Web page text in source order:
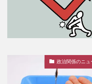
政治関係のニュ